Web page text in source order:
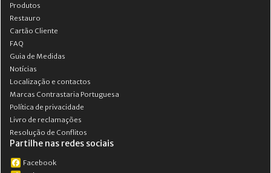
Produtos
Restauro
Cartão Cliente
FAQ
Guia de Medidas
Notícias
Localização e contactos
Marcas Contrastaria Portuguesa
Política de privacidade
Livro de reclamações
Resolução de Conflitos
Partilhe nas redes sociais
Facebook